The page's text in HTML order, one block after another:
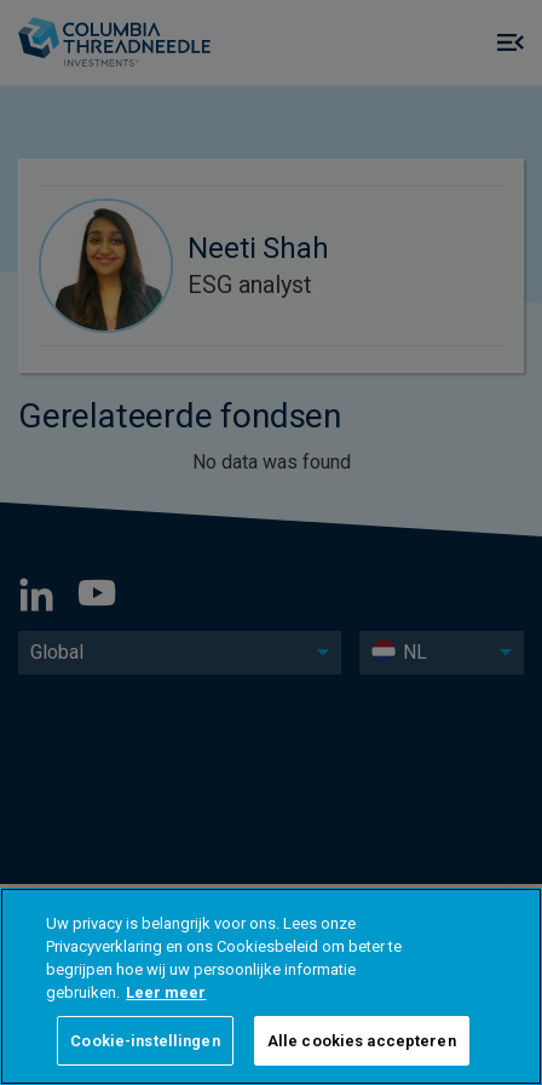
Neeti Shah
ESG analyst
Gerelateerde fondsen
No data was found
Global NL
Uw privacy is belangrijk voor ons. Lees onze
Privacyverklaring en ons Cookiesbeleid om beter te
begrijpen hoe wij uw persoonlijke informatie
gebruiken. Leer meer
Cookie-instellingen Alle cookies accepteren